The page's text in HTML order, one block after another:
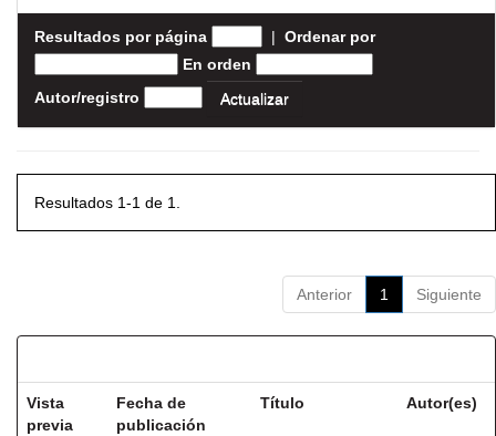
Resultados por página | Ordenar por
En orden
Autor/registro
Resultados 1-1 de 1.
Anterior 1 Siguiente
Vista
previa
Fecha de
publicación
Título Autor(es)